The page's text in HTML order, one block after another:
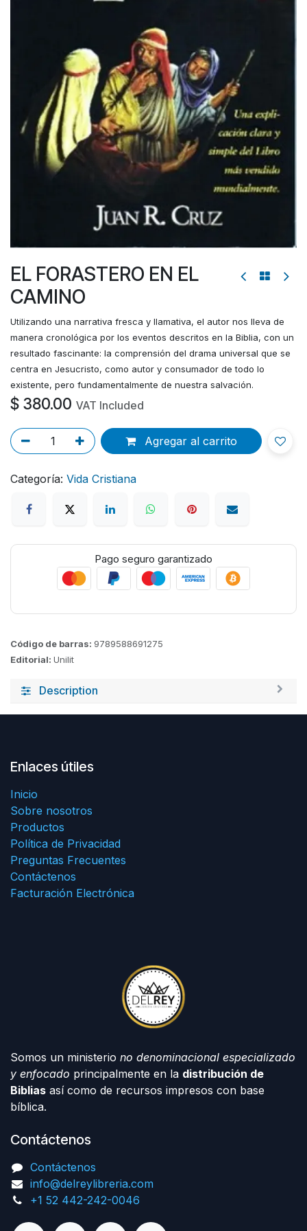
EL FORASTERO EN EL
CAMINO
Utilizando una narrativa fresca y llamativa, el autor nos lleva de
manera cronológica por los eventos descritos en la Biblia, con un
resultado fascinante: la comprensión del drama universal que se
centra en Jesucristo, como autor y consumador de todo lo
existente, pero fundamentalmente de nuestra salvación.
$ 380.00 VAT Included
Agregar al carrito
Categoría: Vida Cristiana
Pago seguro garantizado
Código de barras: 9789588691275
Editorial: Unilit
Description
Enlaces útiles
Inicio
Sobre nosotros
Productos
Política de Privacidad
Preguntas Frecuentes
Contáctenos
Facturación Electrónica
Somos un ministerio no denominacional especializado
y enfocado principalmente en la distribución de
Biblias así como de recursos impresos con base
bíblica.
Contáctenos
Contáctenos
info@delreylibreria.com
+1 52 442-242-0046